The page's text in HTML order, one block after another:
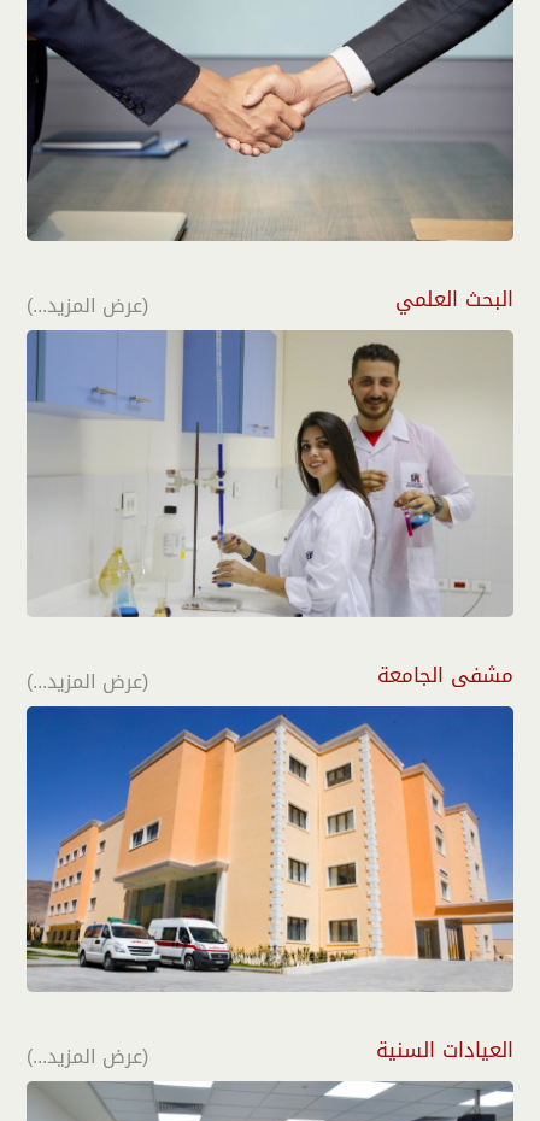
البحث العلمي (عرض المزيد...)
مشفى الجامعة (عرض المزيد...)
العيادات السنية (عرض المزيد...)